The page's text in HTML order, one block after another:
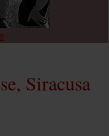
Siracusa